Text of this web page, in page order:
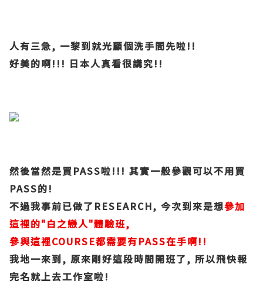
人有三急, 一黎到就光顧個洗手間先啦!!
好美的啊!!! 日本人真看很講究!!
然後當然是買PASS啦!!! 其實一般參觀可以不用買
PASS的!
不過我事前已做了RESEARCH, 今次到來是想參加
這裡的"白之戀人"體驗班,
參與這裡COURSE都需要有PASS在手啊!!
我地一來到, 原來剛好這段時間開班了, 所以飛快報
完名就上去工作室啦!